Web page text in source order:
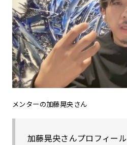
メンターの加藤晃央さん
加藤晃央さんプロフィール